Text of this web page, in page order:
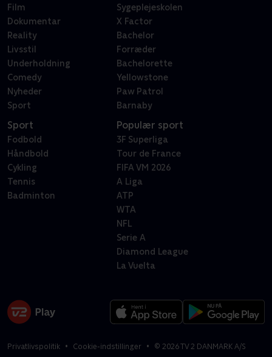
Film
Dokumentar
Reality
Livsstil
Underholdning
Comedy
Nyheder
Sport
Sygeplejeskolen
X Factor
Bachelor
Forræder
Bachelorette
Yellowstone
Paw Patrol
Barnaby
Sport
Fodbold
Håndbold
Cykling
Tennis
Badminton
Populær sport
3F Superliga
Tour de France
FIFA VM 2026
A Liga
ATP
WTA
NFL
Serie A
Diamond League
La Vuelta
Privatlivspolitik Cookie-indstillinger © 2026TV 2 DANMARK A/S